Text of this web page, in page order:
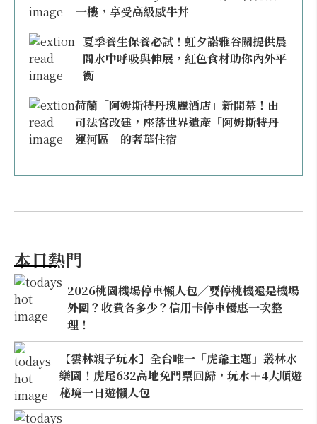
一樓，享受高級感牛丼
夏季養生保養必試！虹夕諾雅谷關提供晨
間水中呼吸與伸展，紅色食材助你內外平
衡
荷蘭「阿姆斯特丹瑰麗酒店」新開幕！由
司法宮改建，座落世界遺產「阿姆斯特丹
運河區」的奢華住宿
本日熱門
2026桃園機場停車懶人包／要停桃機還是機場
外圍？收費各多少？信用卡停車優惠一次整
理！
【雲林親子玩水】全台唯一「虎爺主題」叢林水
樂園！虎尾632高地免門票回歸，玩水＋4大順遊
秘境一日遊懶人包